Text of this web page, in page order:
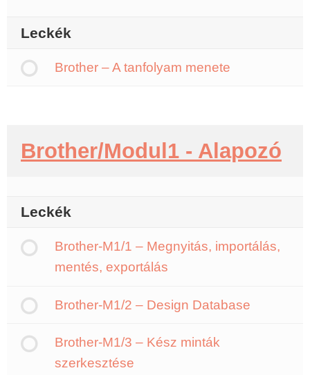
Leckék
Brother – A tanfolyam menete
Brother/Modul1 - Alapozó
Leckék
Brother-M1/1 – Megnyitás, importálás,
mentés, exportálás
Brother-M1/2 – Design Database
Brother-M1/3 – Kész minták
szerkesztése